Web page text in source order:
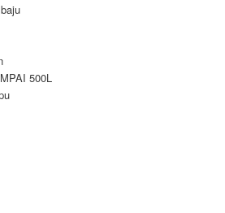
500L